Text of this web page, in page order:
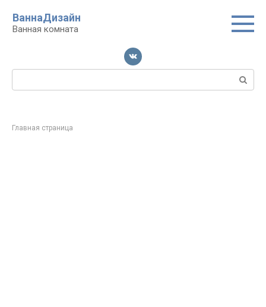
контенту
ВаннаДизайн
Ванная комната
Поиск:
Главная страница